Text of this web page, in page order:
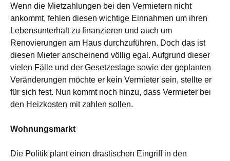
Wenn die Mietzahlungen bei den Vermietern nicht
ankommt, fehlen diesen wichtige Einnahmen um ihren
Lebensunterhalt zu finanzieren und auch um
Renovierungen am Haus durchzuführen. Doch das ist
diesen Mieter anscheinend völlig egal. Aufgrund dieser
vielen Fälle und der Gesetzeslage sowie der geplanten
Veränderungen möchte er kein Vermieter sein, stellte er
für sich fest. Nun kommt noch hinzu, dass Vermieter bei
den Heizkosten mit zahlen sollen.
Wohnungsmarkt
Die Politik plant einen drastischen Eingriff in den